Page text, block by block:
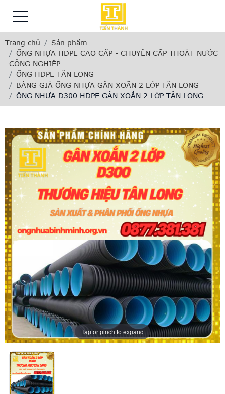
Trang chủ
Sản phẩm
ỐNG NHỰA HDPE CAO CẤP - CHUYÊN CẤP THOÁT NƯỚC
CÔNG NGHIỆP
ỐNG HDPE TÂN LONG
BẢNG GIÁ ỐNG NHỰA GÂN XOẮN 2 LỚP TÂN LONG
ỐNG NHỰA D300 HDPE GÂN XOẮN 2 LỚP TÂN LONG
Tap or pinch to expand